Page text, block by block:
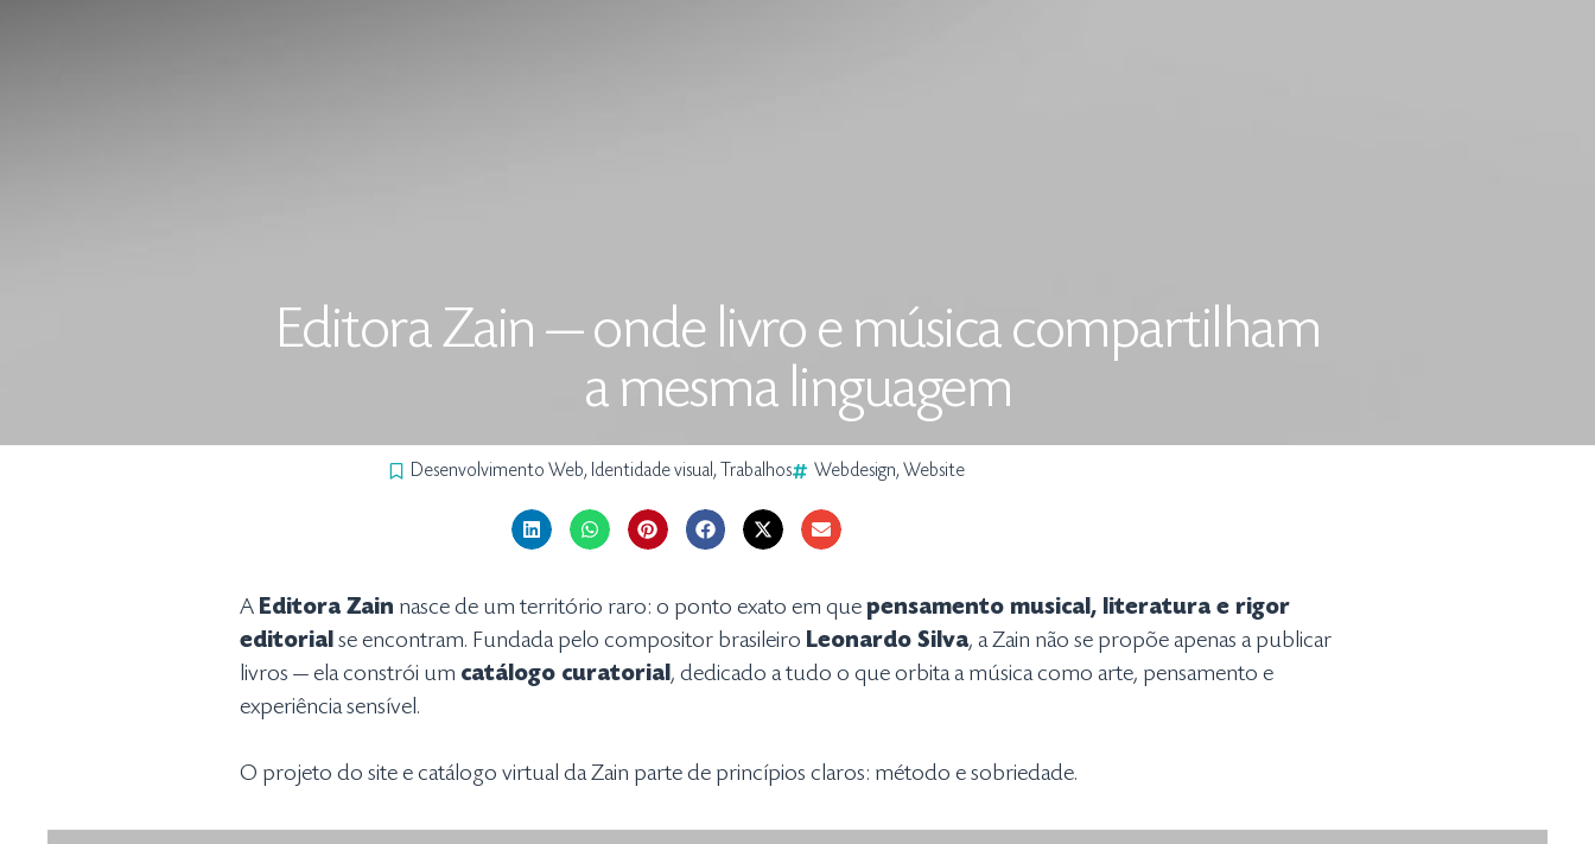
Editora Zain — onde livro e música compartilham
a mesma linguagem
Desenvolvimento Web, Identidade visual, Trabalhos Webdesign,Website
A Editora Zain nasce de um território raro: o ponto exato em que pensamento musical, literatura e rigor
editorialse encontram. Fundada pelo compositor brasileiro Leonardo Silva, a Zain não se propõe apenas a publicar
livros — ela constrói um catálogo curatorial, dedicado a tudo o que orbita a música como arte, pensamento e
experiência sensível.
O projeto do site e catálogo virtual da Zain parte de princípios claros: método e sobriedade.